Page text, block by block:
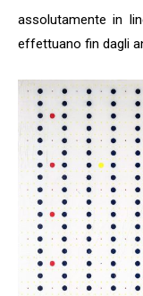
assolutamente in
effettuano fin dagli